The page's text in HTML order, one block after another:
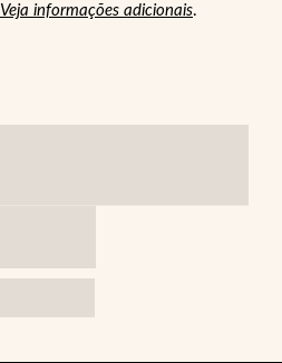
Veja informações adicionais.